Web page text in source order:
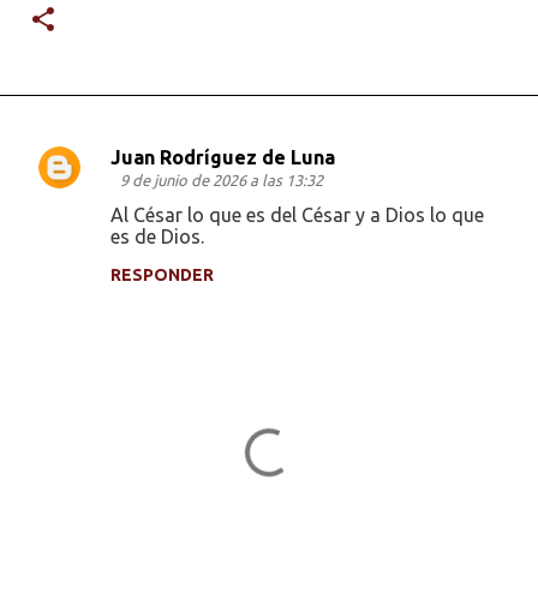
C
Juan Rodríguez de Luna
9 de junio de 2026 a las 13:32
Al César lo que es del César y a Dios lo que
es de Dios.
RESPONDER